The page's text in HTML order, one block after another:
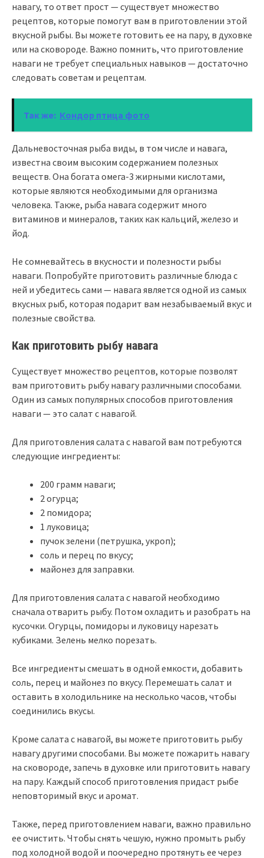
навагу, то ответ прост — существует множество
рецептов, которые помогут вам в приготовлении этой
вкусной рыбы. Вы можете готовить ее на пару, в духовке
или на сковороде. Важно помнить, что приготовление
наваги не требует специальных навыков — достаточно
следовать советам и рецептам.
Так же: Кондор птица фото
Дальневосточная рыба виды, в том числе и навага,
известна своим высоким содержанием полезных
веществ. Она богата омега-3 жирными кислотами,
которые являются необходимыми для организма
человека. Также, рыба навага содержит много
витаминов и минералов, таких как кальций, железо и
йод.
Не сомневайтесь в вкусности и полезности рыбы
наваги. Попробуйте приготовить различные блюда с
ней и убедитесь сами — навага является одной из самых
вкусных рыб, которая подарит вам незабываемый вкус и
полезные свойства.
Как приготовить рыбу навага
Существует множество рецептов, которые позволят
вам приготовить рыбу навагу различными способами.
Один из самых популярных способов приготовления
наваги — это салат с навагой.
Для приготовления салата с навагой вам потребуются
следующие ингредиенты:
200 грамм наваги;
2 огурца;
2 помидора;
1 луковица;
пучок зелени (петрушка, укроп);
соль и перец по вкусу;
майонез для заправки.
Для приготовления салата с навагой необходимо
сначала отварить рыбу. Потом охладить и разобрать на
кусочки. Огурцы, помидоры и луковицу нарезать
кубиками. Зелень мелко порезать.
Все ингредиенты смешать в одной емкости, добавить
соль, перец и майонез по вкусу. Перемешать салат и
оставить в холодильнике на несколько часов, чтобы
соединились вкусы.
Кроме салата с навагой, вы можете приготовить рыбу
навагу другими способами. Вы можете пожарить навагу
на сковороде, запечь в духовке или приготовить навагу
на пару. Каждый способ приготовления придаст рыбе
неповторимый вкус и аромат.
Также, перед приготовлением наваги, важно правильно
ее очистить. Чтобы снять чешую, нужно промыть рыбу
под холодной водой и поочередно протянуть ее через